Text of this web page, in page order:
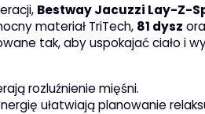
Bestway Jacuzzi Lay-Z-
materiał TriTech, 81 dysz
tak, aby uspokajać ciało i
rozluźnienie mięśni.
ułatwiają planowanie